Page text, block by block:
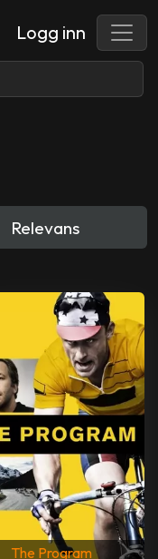
Logg inn
The Program